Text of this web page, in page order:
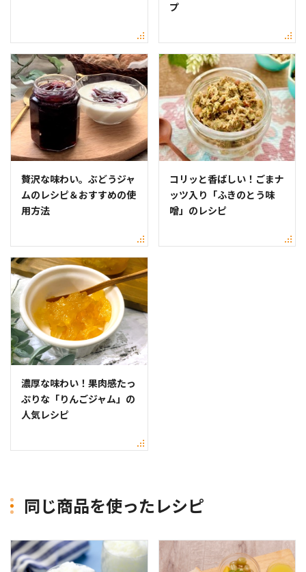
プ
贅沢な味わい。ぶどうジャ
ムのレシピ＆おすすめの使
用方法
コリッと香ばしい！ごまナ
ッツ入り「ふきのとう味
噌」のレシピ
濃厚な味わい！果肉感たっ
ぷりな「りんごジャム」の
人気レシピ
同じ商品を使ったレシピ